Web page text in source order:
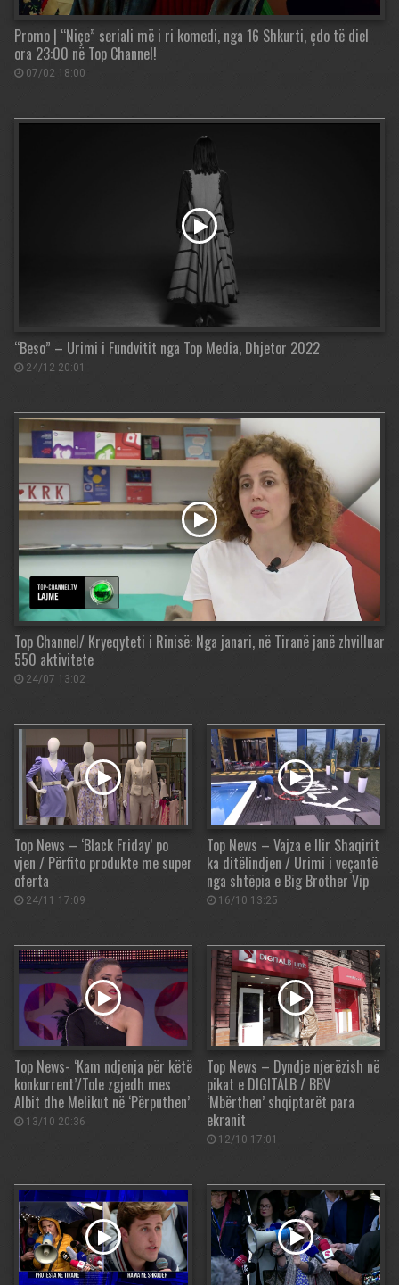
Promo | “Niçe” seriali më i ri komedi, nga 16 Shkurti, çdo të diel
ora 23:00 në Top Channel!
07/02 18:00
“Beso” – Urimi i Fundvitit nga Top Media, Dhjetor 2022
24/12 20:01
Top Channel/ Kryeqyteti i Rinisë: Nga janari, në Tiranë janë zhvilluar
550 aktivitete
24/07 13:02
Top News – ‘Black Friday’ po
vjen / Përfito produkte me super
oferta
24/11 17:09
Top News – Vajza e Ilir Shaqirit
ka ditëlindjen / Urimi i veçantë
nga shtëpia e Big Brother Vip
16/10 13:25
Top News- ‘Kam ndjenja për këtë
konkurrent’/Tole zgjedh mes
Albit dhe Melikut në ‘Përputhen’
13/10 20:36
Top News – Dyndje njerëzish në
pikat e DIGITALB / BBV
‘Mbërthen’ shqiptarët para
ekranit
12/10 17:01